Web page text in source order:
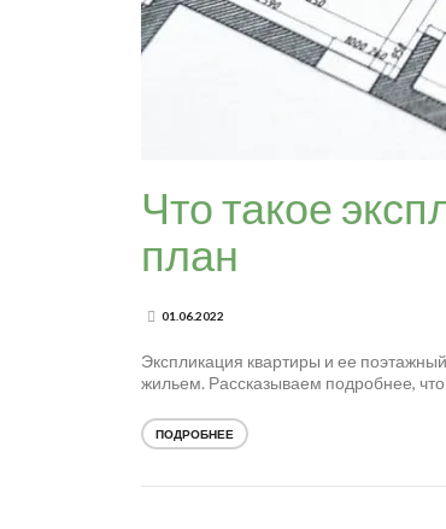
Что такое
план
01.06.2022
Экспликация квартиры и ее
жильем. Рассказываем подробнее,
ПОДРОБНЕЕ